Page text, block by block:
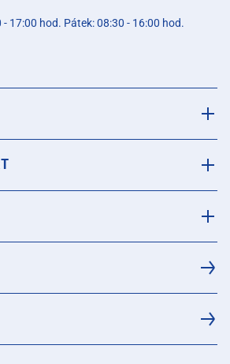
17:00 hod. Pátek: 08:30 - 16:00 hod.